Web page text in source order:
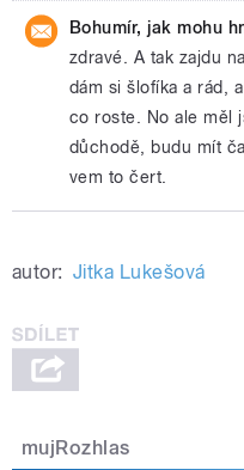
Bohumír, jak mohu
zdravé. A tak zajdu
dám si šlofíka a rád,
co roste. No ale měl
důchodě, budu mít
vem to čert.
autor: Jitka Lukešová
mujRozhlas